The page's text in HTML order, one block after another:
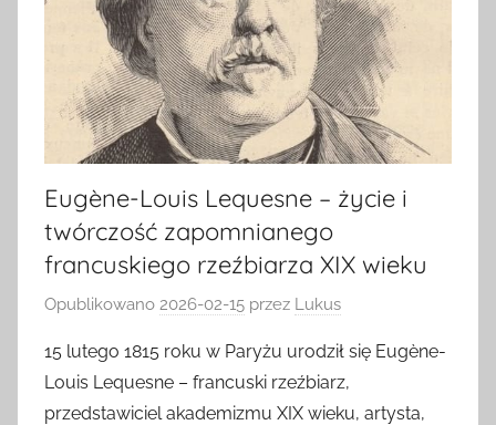
Eugène-Louis Lequesne – życie i
twórczość zapomnianego
francuskiego rzeźbiarza XIX wieku
Opublikowano 2026-02-15 przez Lukus
15 lutego 1815 roku w Paryżu urodził się Eugène-
Louis Lequesne – francuski rzeźbiarz,
przedstawiciel akademizmu XIX wieku, artysta,